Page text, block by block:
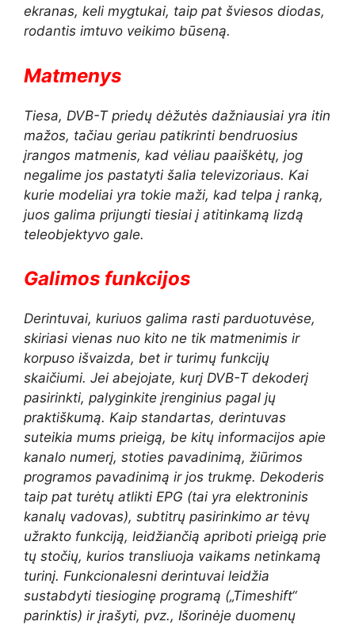
ekranas, keli mygtukai, taip pat šviesos diodas,
rodantis imtuvo veikimo būseną.
Matmenys
Tiesa, DVB-T priedų dėžutės dažniausiai yra itin
mažos, tačiau geriau patikrinti bendruosius
įrangos matmenis, kad vėliau paaiškėtų, jog
negalime jos pastatyti šalia televizoriaus. Kai
kurie modeliai yra tokie maži, kad telpa į ranką,
juos galima prijungti tiesiai į atitinkamą lizdą
teleobjektyvo gale.
Galimos funkcijos
Derintuvai, kuriuos galima rasti parduotuvėse,
skiriasi vienas nuo kito ne tik matmenimis ir
korpuso išvaizda, bet ir turimų funkcijų
skaičiumi. Jei abejojate, kurį DVB-T dekoderį
pasirinkti, palyginkite įrenginius pagal jų
praktiškumą. Kaip standartas, derintuvas
suteikia mums prieigą, be kitų informacijos apie
kanalo numerį, stoties pavadinimą, žiūrimos
programos pavadinimą ir jos trukmę. Dekoderis
taip pat turėtų atlikti EPG (tai yra elektroninis
kanalų vadovas), subtitrų pasirinkimo ar tėvų
užrakto funkciją, leidžiančią apriboti prieigą prie
tų stočių, kurios transliuoja vaikams netinkamą
turinį. Funkcionalesni derintuvai leidžia
sustabdyti tiesioginę programą („Timeshift“
parinktis) ir įrašyti, pvz., Išorinėje duomenų